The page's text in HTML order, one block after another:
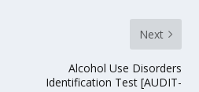
Next
Alcohol Use Disorders
Identification Test [AUDIT-